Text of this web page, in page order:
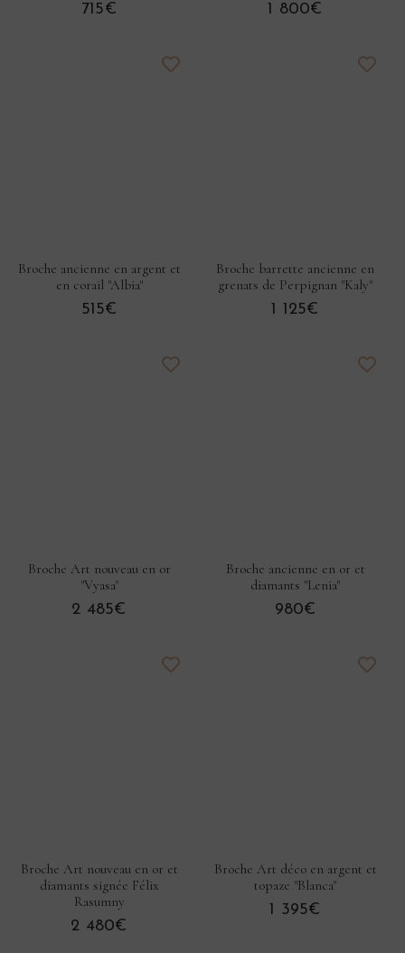
715€ 1 800€
Broche ancienne en argent et
en corail "Albia"
515€
Broche barrette ancienne en
grenats de Perpignan "Kaly"
1 125€
Broche Art nouveau en or
"Vyasa"
2 485€
Broche ancienne en or et
diamants "Lenia"
980€
Broche Art nouveau en or et
diamants signée Félix
Rasumny
2 480€
Broche Art déco en argent et
topaze "Blanca"
1 395€